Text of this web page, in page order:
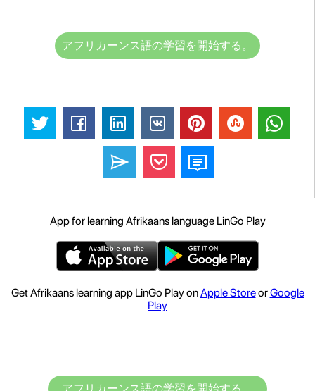
アフリカーンス語の学習を開始する。
App for learning Afrikaans language LinGo Play
Get Afrikaans learning app LinGo Play onApple StoreorGoogle
Play